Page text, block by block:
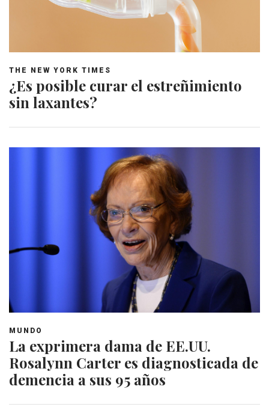
THE NEW YORK TIMES
¿Es posible curar el estreñimiento
sin laxantes?
MUNDO
La exprimera dama de EE.UU.
Rosalynn Carter es diagnosticada de
demencia a sus 95 años